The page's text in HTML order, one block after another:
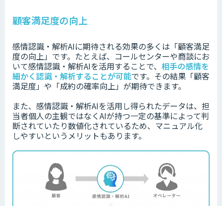
顧客満足度の向上
感情認識・解析AIに期待される効果の多くは「顧客満足
度の向上」です。たと えば、コールセンターや商談にお
いて感情認識・解析AIを活用することで、 相手の感情を
細かく認識・解析することが可能です。その結果「顧客
満足度」や「成約の確率向上」が期待できます。
また、感情認識・解析AIを活用し得られたデータは、担
当者個人の主観ではなくAIが持つ一定の基準によって判
断されていたり数値化されているため、マニュアル化
しやすいというメリットもあります。